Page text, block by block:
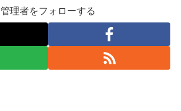
管理者をフォローする